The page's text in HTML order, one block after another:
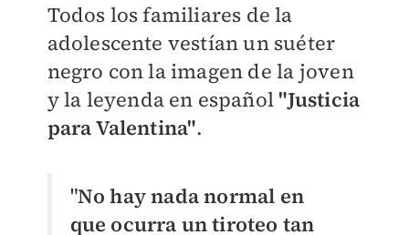
Todos los familiares de la
adolescente vestían un suéter
negro con la imagen de la joven
y la leyenda en español"Justicia
para Valentina".
"No hay nada normal en
que ocurra un tiroteo tan